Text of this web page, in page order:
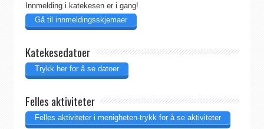
Innmelding i katekesen er i gang!
Gå til innmeldingsskjemaer
Katekesedatoer
Trykk her for å se datoer
Felles aktiviteter
Felles aktiviteter i menigheten-trykk for å se aktiviteter